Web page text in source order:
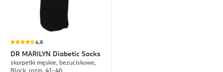
4,8
DR MARILYN Diabetic Socks
skarpetki męskie, bezuciskowe,